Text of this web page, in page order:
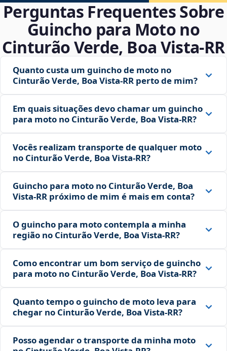
Perguntas Frequentes Sobre
Guincho para Moto no
Cinturão Verde, Boa Vista‑RR
Quanto custa um guincho de moto no
Cinturão Verde, Boa Vista‑RR perto de mim?
Em quais situações devo chamar um guincho
para moto no Cinturão Verde, Boa Vista‑RR?
Vocês realizam transporte de qualquer moto
no Cinturão Verde, Boa Vista‑RR?
Guincho para moto no Cinturão Verde, Boa
Vista‑RR próximo de mim é mais em conta?
O guincho para moto contempla a minha
região no Cinturão Verde, Boa Vista‑RR?
Como encontrar um bom serviço de guincho
para moto no Cinturão Verde, Boa Vista‑RR?
Quanto tempo o guincho de moto leva para
chegar no Cinturão Verde, Boa Vista‑RR?
Posso agendar o transporte da minha moto